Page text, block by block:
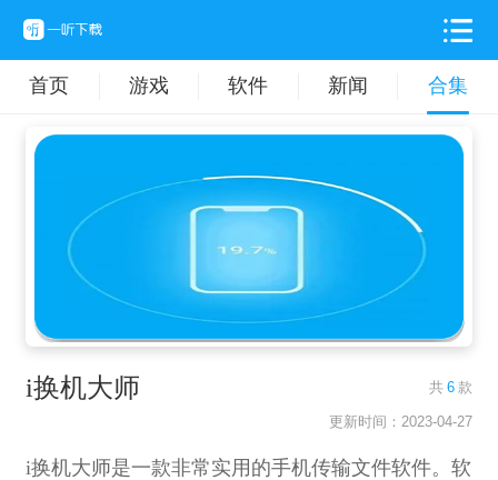
首页 游戏 软件 新闻 合集
i换机大师 共 6 款
更新时间：2023-04-27
i换机大师是一款非常实用的手机传输文件软件。软